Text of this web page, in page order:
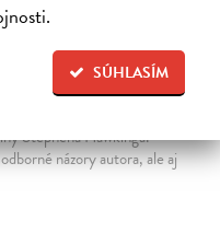
SÚHLASÍM
času
Stephena Hawkinga.
názory autora, ale aj